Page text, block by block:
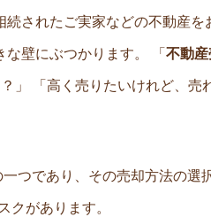
されたご実家などの不動産を
壁にぶつかります。 「 不動
」 「高く売りたいけれど、売
つであり、その売却方法の選
クがあります。